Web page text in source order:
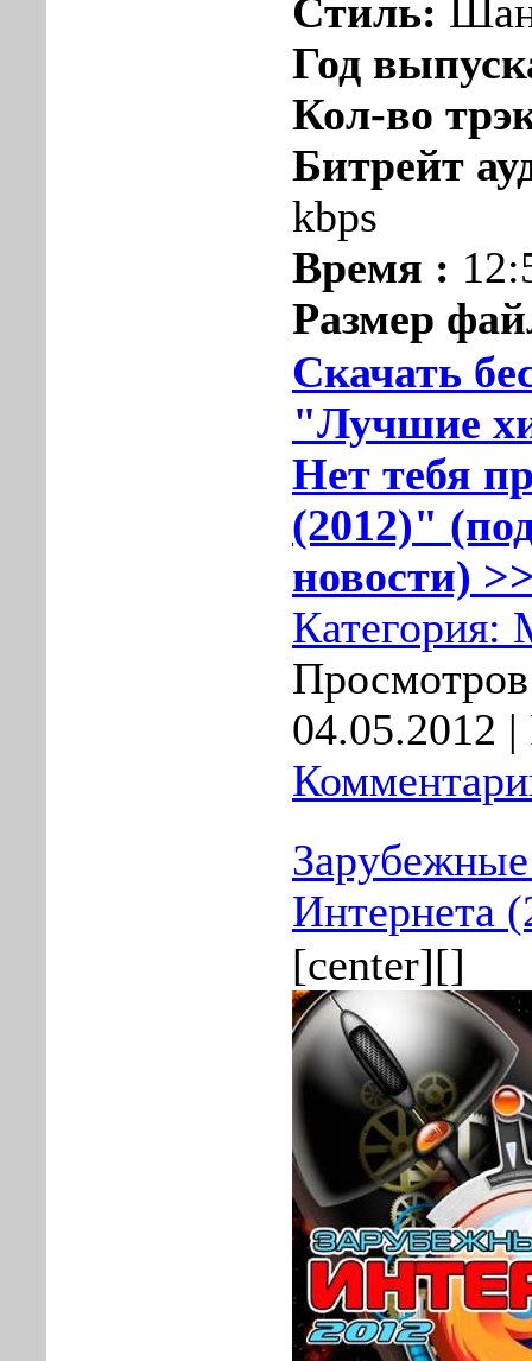
Стиль:
Год
Кол-во
Битрейт
kbps
Время :
Размер
Скачать
"Лучшие
Нет тебя
(2012)"
новости)
Категория:
04.05.2012 |
Интернета
[center][]